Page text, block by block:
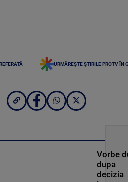
URMĂREȘTE ȘTIRILE PROTV ÎN
Vorbe
dupa
decizia